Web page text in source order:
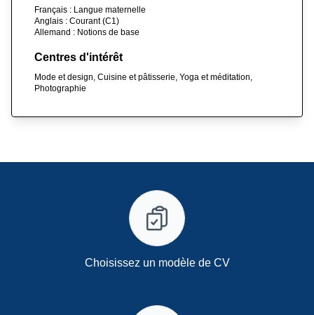
Français : Langue maternelle
Anglais : Courant (C1)
Allemand : Notions de base
Centres d'intérêt
Mode et design, Cuisine et pâtisserie, Yoga et méditation,
Photographie
Choisissez un modèle de CV